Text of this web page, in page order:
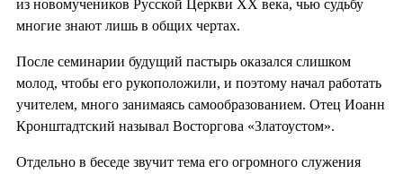
из новомучеников Русской Церкви ХХ века, чью судьбу
многие знают лишь в общих чертах.
После семинарии будущий пастырь оказался слишком
молод, чтобы его рукоположили, и поэтому начал работать
учителем, много занимаясь самообразованием. Отец Иоанн
Кронштадтский называл Восторгова «Златоустом».
Отдельно в беседе звучит тема его огромного служения